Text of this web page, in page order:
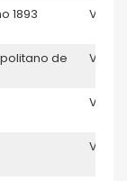
1893 V5
de
V5
V5
V5